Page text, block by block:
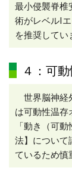
最小侵襲脊椎
術がレベルI
を推奨してい
４：可
世界脳神経
は可動性温存
「動き（可
法】について
ているため慎